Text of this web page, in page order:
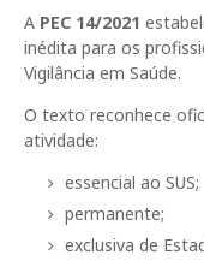
A PEC 14/2021
inédita para os
Vigilância em Saúde.
O texto reconhece
atividade:
essencial ao SUS;
permanente;
exclusiva de